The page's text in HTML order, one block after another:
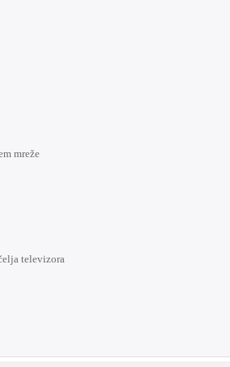
mreže
televizora